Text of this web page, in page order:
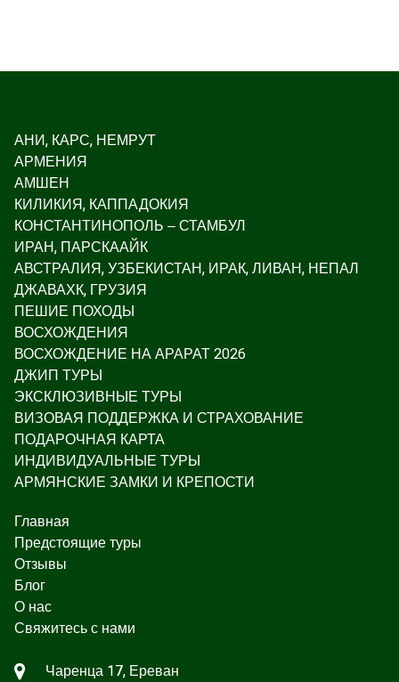
АНИ, КАРС, НЕМРУТ
АРМЕНИЯ
АМШЕН
КИЛИКИЯ, КАППАДОКИЯ
КОНСТАНТИНОПОЛЬ – СТАМБУЛ
ИРАН, ПАРСКААЙК
АВСТРАЛИЯ, УЗБЕКИСТАН, ИРАК, ЛИВАН, НЕПАЛ
ДЖАВАХК, ГРУЗИЯ
ПЕШИЕ ПОХОДЫ
ВОСХОЖДЕНИЯ
ВОСХОЖДЕНИЕ НА АРАРАТ 2026
ДЖИП ТУРЫ
ЭКСКЛЮЗИВНЫЕ ТУРЫ
ВИЗОВАЯ ПОДДЕРЖКА И СТРАХОВАНИЕ
ПОДАРОЧНАЯ КАРТА
ИНДИВИДУАЛЬНЫЕ ТУРЫ
АРМЯНСКИЕ ЗАМКИ И КРЕПОСТИ
Главная
Предстоящие туры
Отзывы
Блог
О нас
Свяжитесь с нами
Чаренца 17, Ереван